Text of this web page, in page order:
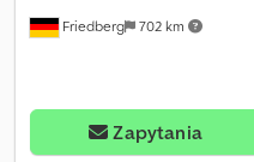
Friedberg 702 km
Zapytania